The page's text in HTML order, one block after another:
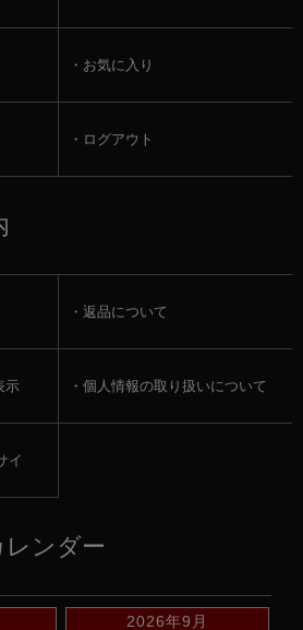
お気に入り
ログアウト
返品について
示 個人情報の取り扱いについて
イ
ンダー
2026年9月